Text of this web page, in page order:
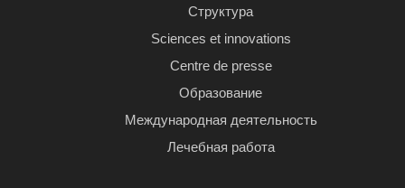
Структура
Sciences et innovations
Centre de presse
Образование
Международная деятельность
Лечебная работа